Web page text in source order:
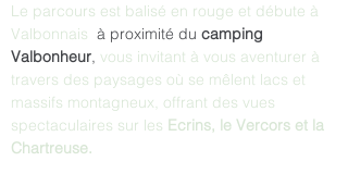
Le parcours est balisé en rouge et débute à
Valbonnais à proximité du camping
Valbonheur, vous invitant à vous aventurer à
travers des paysages où se mêlent lacs et
massifs montagneux, offrant des vues
spectaculaires sur les Ecrins, le Vercors et la
Chartreuse.